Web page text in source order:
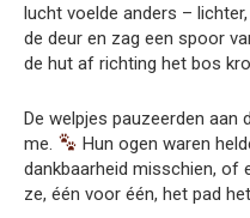
lucht voelde anders –
de deur en zag een spoor
de hut af richting het bos
De welpjes pauzeerden aan
me.
Hun ogen waren
dankbaarheid misschien, of
ze, één voor één, het pad